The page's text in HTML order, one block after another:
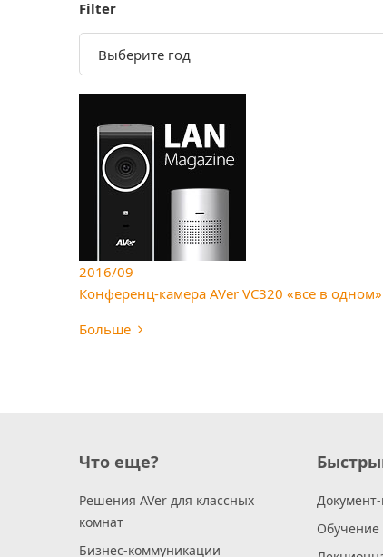
Filter
Выберите год
2016/09
Конференц-камера AVer VC320 «все в одном»
Больше
Что еще?
Решения AVer для классных
комнат
Бизнес-коммуникации